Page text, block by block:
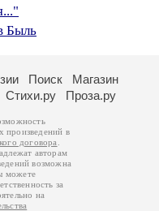
Быль
Поиск
Магазин
Стихи.ру Проза.ру
произведений в
договора
авторам
возможна
можете
за
на